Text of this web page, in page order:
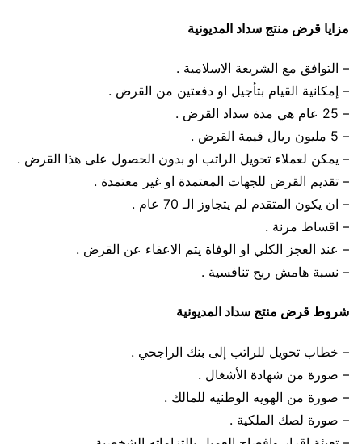
مزايا قرض منتج سداد المديونية
– التوافق مع الشريعة الاسلامية .
– إمكانية القيام بتأجيل او دفعتين من القرض .
– 25 عام هي مدة سداد القرض .
– 5 مليون ريال قيمة القرض .
– يمكن لعملاء تحويل الراتب او بدون الحصول على هذا القرض .
– تقديم القرض للجهات المعتمدة او غير معتمدة .
– ان يكون المتقدم لم يتجاوز الـ 70 عام .
– اقساط مرنة .
– عند العجز الكلي او الوفاة يتم الاعفاء عن القرض .
– نسبة هامش ربح تنافسية .
شروط قرض منتج سداد المديونية
– خطاب تحويل للراتب إلى بنك الراجحي .
– صورة من شهادة الأشغال .
– صورة من الهويه الوطنيه للمالك .
– صورة لصك الملكية .